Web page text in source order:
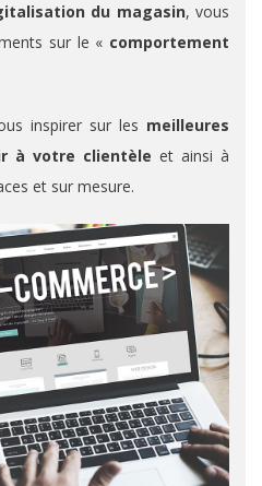
du magasin, vous
sur le « comportement
inspirer sur les meilleures
à votre clientèle et ainsi à
et sur mesure.